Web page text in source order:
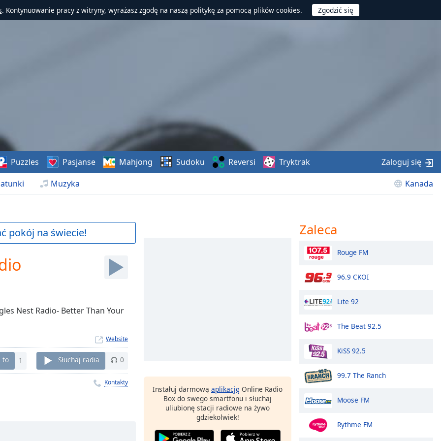
. Kontynuowanie pracy z witryny, wyrażasz zgodę na naszą politykę za pomocą plików cookies.
Muzyka Kanada
Puzzles Pasjanse Mahjong Sudoku Reversi Tryktrak Zaloguj się
pokój na świecie!
Nest Radio- Better Than Your
Website
to 1 Słuchaj radia 0
Kontakty
Instałuj darmową aplikację Online Radio
Box do swego smartfonu i słuchaj
uliubionę stacji radiowe na żywo
gdziekolwiek!
Zaleca
Rouge FM
96.9 CKOI
Lite 92
The Beat 92.5
KiSS 92.5
99.7 The Ranch
Moose FM
Rythme FM